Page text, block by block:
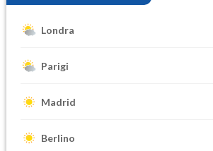
Londra
Parigi
Madrid
Berlino